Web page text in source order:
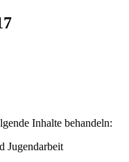
Inhalte behandeln:
Jugendarbeit